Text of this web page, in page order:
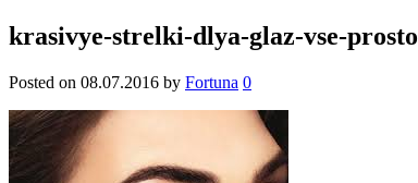
krasivye-strelki-dlya-glaz-vse-prosto
Posted on 08.07.2016 by Fortuna 0